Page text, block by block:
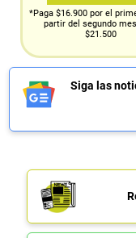
*Paga $16.900 por el
partir del segundo
$21.500
Siga las